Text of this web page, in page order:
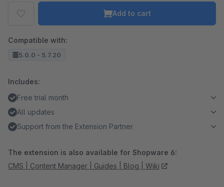
Add to cart
Compatible with:
5.0.0 - 5.7.20
Includes:
Free trial month
All updates
Support from the Extension Partner
The extension is also available for Shopware 6:
CMS | Content Manager | Guides | Blog | Wiki